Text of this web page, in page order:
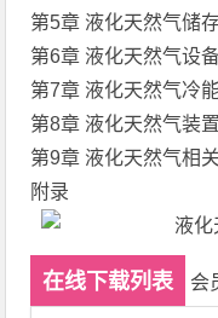
第5章 液化天然气储
第6章 液化天然气设
第7章 液化天然气冷
第8章 液化天然气装
第9章 液化天然气相
附录
在线下载列表 会